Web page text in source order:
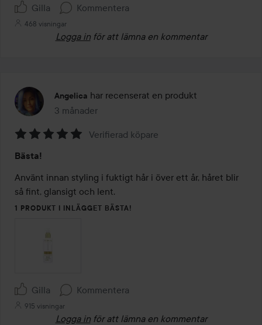
Gilla Kommentera
468 visningar
Logga in för att lämna en kommentar
Angelica har recenserat en produkt
3 månader
Inlägget skapades 3 månader
5
av
5
Verifierad köpare
Bästa!
Använt innan styling i fuktigt hår i över ett år, håret blir
så fint, glansigt och lent.
1 PRODUKT I INLÄGGET BÄSTA!
Gilla Kommentera
915 visningar
Logga in för att lämna en kommentar